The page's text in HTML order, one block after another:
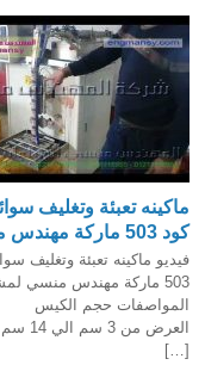
ماكينه تعبئة وتغليف
كود 503 ماركة مهندس منسي
فيديو ماكينه تعبئة وتغليف
503 ماركة مهندس منسي
[…]